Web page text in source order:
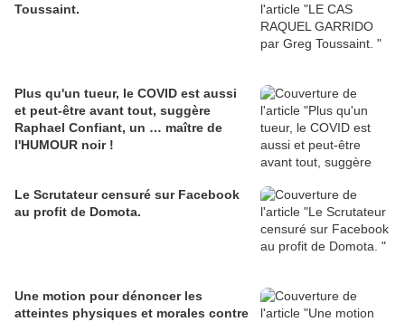
Toussaint.
Plus qu'un tueur, le COVID est aussi
et peut-être avant tout, suggère
Raphael Confiant, un … maître de
l'HUMOUR noir !
Le Scrutateur censuré sur Facebook
au profit de Domota.
Une motion pour dénoncer les
atteintes physiques et morales contre